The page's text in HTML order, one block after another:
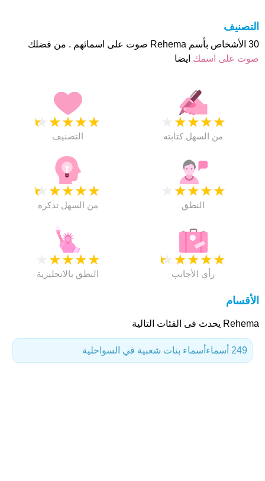
التصنيف
30 الأشخاص بأسم Rehema صوت على اسمائهم . من فضلك
صوت على اسمك ايضا
★
★
★
★
★
التصنيف
★
★
★
★
من السهل كتابته
★
★
★
★
★
من السهل تذكره
★
★
★
★
النطق
★
★
★
★
النطق بالانجليزية
★
★
★
★
★
رأي الأجانب
الأقسام
Rehema يحدث فى الفئات التالية
أسماء بنات شعبية في السواحلية 249 أسماء